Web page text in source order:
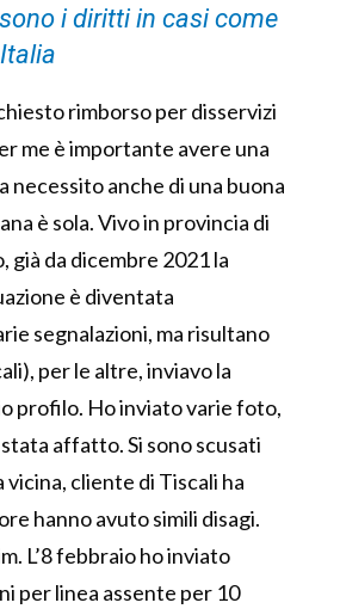
i diritti in casi come
rimborso per disservizi
me è importante avere una
necessito anche di una buona
è sola. Vivo in provincia di
già da dicembre 2021 la
è diventata
segnalazioni, ma risultano
per le altre, inviavo la
profilo. Ho inviato varie foto,
affatto. Si sono scusati
vicina, cliente di Tiscali ha
hanno avuto simili disagi.
L’8 febbraio ho inviato
per linea assente per 10